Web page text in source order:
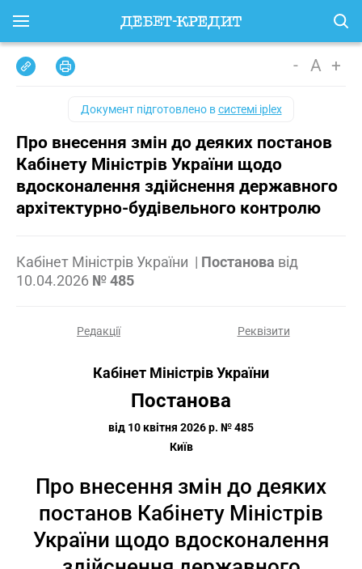
- A +
Документ підготовлено всистемі iplex
Про внесення змін до деяких постанов
Кабінету Міністрів України щодо
вдосконалення здійснення державного
архітектурно-будівельного контролю
Кабінет Міністрів України | Постанова від
10.04.2026 № 485
Редакції Реквізити
Кабінет Міністрів України
Постанова
від 10 квітня 2026 р. № 485
Київ
Про внесення змін до деяких
постанов Кабінету Міністрів
України щодо вдосконалення